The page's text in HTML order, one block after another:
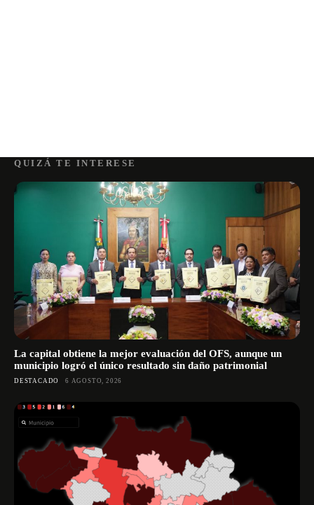
QUIZÁ TE INTERESE
La capital obtiene la mejor evaluación del OFS, aunque un
municipio logró el único resultado sin daño patrimonial
DESTACADO 6 AGOSTO, 2026